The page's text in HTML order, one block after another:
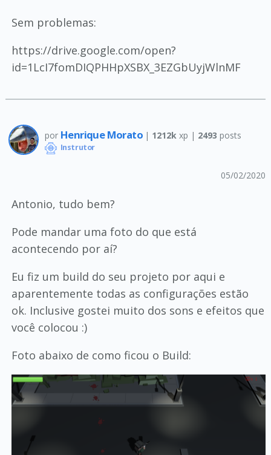
Sem problemas:
https://drive.google.com/open?
id=1LcI7fomDIQPHHpXSBX_3EZGbUyjWlnMF
por Henrique Morato | 1212k xp | 2493 posts
Instrutor
05/02/2020
Antonio, tudo bem?
Pode mandar uma foto do que está
acontecendo por aí?
Eu fiz um build do seu projeto por aqui e
aparentemente todas as configurações estão
ok. Inclusive gostei muito dos sons e efeitos que
você colocou :)
Foto abaixo de como ficou o Build: